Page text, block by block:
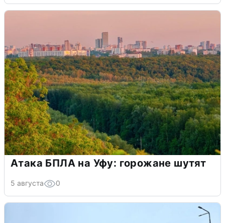
Атака БПЛА на Уфу: горожане шутят
5 августа 0